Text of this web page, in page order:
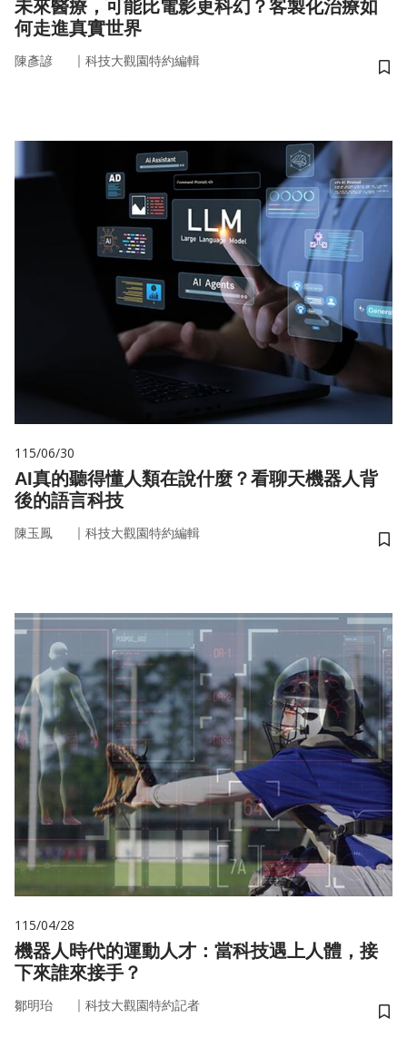
未來醫療，可能比電影更科幻？客製化治療如
何走進真實世界
陳彥諺 ｜ 科技大觀園特約編輯
儲
115/06/30
AI真的聽得懂人類在說什麼？看聊天機器人背
後的語言科技
陳玉鳳 ｜ 科技大觀園特約編輯
儲
115/04/28
機器人時代的運動人才：當科技遇上人體，接
下來誰來接手？
鄒明珆 ｜ 科技大觀園特約記者
儲